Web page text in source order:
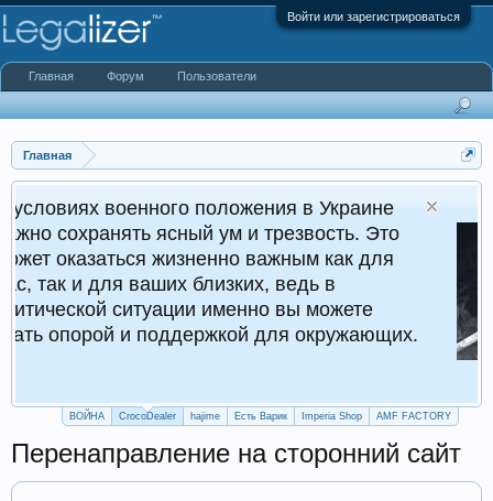
Войти или зарегистрироваться
Главная
положения в Украине
ясный ум и трезвость. Это
жизненно важным как для
близких, ведь в
именно вы можете
поддержкой для окружающих.
ВОЙНА CrocoDealer hajime Есть Варик Imperia Shop AMF FACTORY
Перенаправление на сторонний сайт
Главная Форум Пользователи